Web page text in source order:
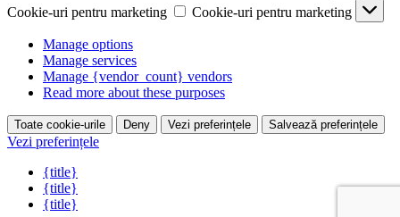
Cookie-uri pentru marketing
Cookie-uri pentru marketing
Manage options
Manage services
Manage {vendor_count} vendors
Read more about these purposes
Toate cookie-urile Deny Vezi preferințele Salvează preferințele
Vezi preferințele
{title}
{title}
{title}